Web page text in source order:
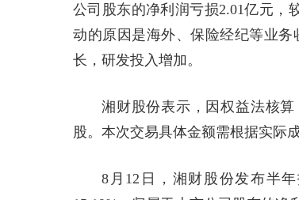
公司股东的净利润亏损2.01亿元，
动的原因是海外、保险经纪等业
长，研发投入增加。
湘财股份表示，因权益法核
股。本次交易具体金额需根据实际
8月12日，湘财股份发布半